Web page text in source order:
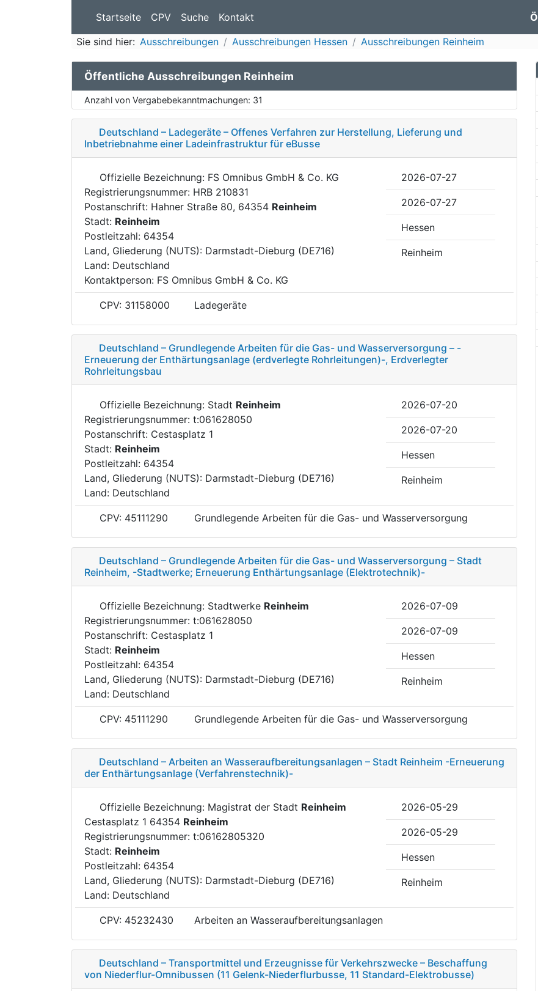
Startseite CPV Suche Kontakt
Sie sind hier: Ausschreibungen Ausschreibungen Hessen Ausschreibungen Reinheim
Öffentliche Ausschreibungen Reinheim
Anzahl von Vergabebekanntmachungen: 31
Deutschland – Ladegeräte – Offenes Verfahren zur Herstellung, Lieferung und
Inbetriebnahme einer Ladeinfrastruktur für eBusse
Offizielle Bezeichnung: FS Omnibus GmbH & Co. KG
Registrierungsnummer: HRB 210831
Postanschrift: Hahner Straße 80, 64354 Reinheim
Stadt: Reinheim
Postleitzahl: 64354
Land, Gliederung (NUTS): Darmstadt-Dieburg (DE716)
Land: Deutschland
Kontaktperson: FS Omnibus GmbH & Co. KG
2026-07-27
2026-07-27
Hessen
Reinheim
CPV: 31158000 Ladegeräte
Deutschland – Grundlegende Arbeiten für die Gas- und Wasserversorgung – -
Erneuerung der Enthärtungsanlage (erdverlegte Rohrleitungen)-, Erdverlegter
Rohrleitungsbau
Offizielle Bezeichnung: Stadt Reinheim
Registrierungsnummer: t:061628050
Postanschrift: Cestasplatz 1
Stadt: Reinheim
Postleitzahl: 64354
Land, Gliederung (NUTS): Darmstadt-Dieburg (DE716)
Land: Deutschland
2026-07-20
2026-07-20
Hessen
Reinheim
CPV: 45111290 Grundlegende Arbeiten für die Gas- und Wasserversorgung
Deutschland – Grundlegende Arbeiten für die Gas- und Wasserversorgung – Stadt
Reinheim, -Stadtwerke; Erneuerung Enthärtungsanlage (Elektrotechnik)-
Offizielle Bezeichnung: Stadtwerke Reinheim
Registrierungsnummer: t:061628050
Postanschrift: Cestasplatz 1
Stadt: Reinheim
Postleitzahl: 64354
Land, Gliederung (NUTS): Darmstadt-Dieburg (DE716)
Land: Deutschland
2026-07-09
2026-07-09
Hessen
Reinheim
CPV: 45111290 Grundlegende Arbeiten für die Gas- und Wasserversorgung
Deutschland – Arbeiten an Wasseraufbereitungsanlagen – Stadt Reinheim -Erneuerung
der Enthärtungsanlage (Verfahrenstechnik)-
Offizielle Bezeichnung: Magistrat der Stadt Reinheim
Cestasplatz 1 64354 Reinheim
Registrierungsnummer: t:06162805320
Stadt: Reinheim
Postleitzahl: 64354
Land, Gliederung (NUTS): Darmstadt-Dieburg (DE716)
Land: Deutschland
2026-05-29
2026-05-29
Hessen
Reinheim
CPV: 45232430 Arbeiten an Wasseraufbereitungsanlagen
Deutschland – Transportmittel und Erzeugnisse für Verkehrszwecke – Beschaffung
von Niederflur-Omnibussen (11 Gelenk-Niederflurbusse, 11 Standard-Elektrobusse)